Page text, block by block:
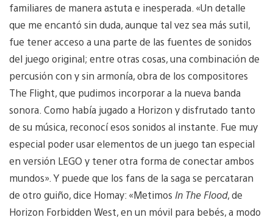
familiares de manera astuta e inesperada. «Un detalle
que me encantó sin duda, aunque tal vez sea más sutil,
fue tener acceso a una parte de las fuentes de sonidos
del juego original; entre otras cosas, una combinación de
percusión con y sin armonía, obra de los compositores
The Flight, que pudimos incorporar a la nueva banda
sonora. Como había jugado a Horizon y disfrutado tanto
de su música, reconocí esos sonidos al instante. Fue muy
especial poder usar elementos de un juego tan especial
en versión LEGO y tener otra forma de conectar ambos
mundos». Y puede que los fans de la saga se percataran
de otro guiño, dice Homay: «Metimos In The Flood, de
Horizon Forbidden West, en un móvil para bebés, a modo